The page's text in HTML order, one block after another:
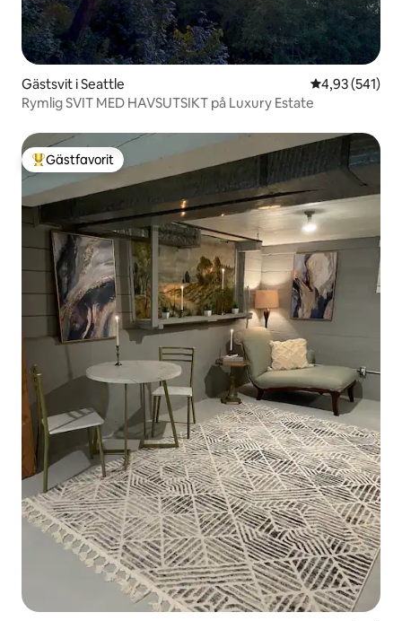
Gästsvit i Seattle 4,93 av 5 i
4,93 (541)
Rymlig SVIT MED HAVSUTSIKT på Luxury Estate
Populär gästfavorit
Gästfavorit